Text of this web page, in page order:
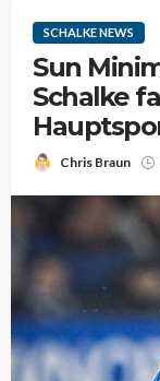
SCHALKE NEWS
Sun
Schalke
Chris Braun